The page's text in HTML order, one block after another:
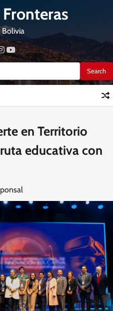
Bolivia
instagram
youtube
en Territorio
educativa con